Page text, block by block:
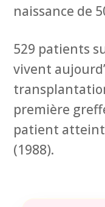
naissance de
529 patients
vivent
première
patient atteint
(1988).